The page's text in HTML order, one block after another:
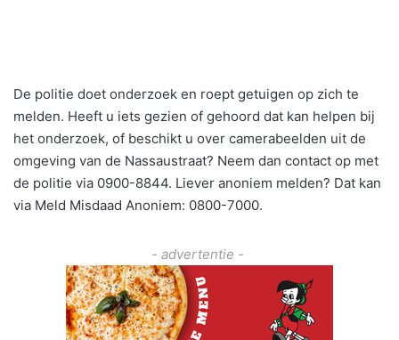
De politie doet onderzoek en roept getuigen op zich te
melden. Heeft u iets gezien of gehoord dat kan helpen bij
het onderzoek, of beschikt u over camerabeelden uit de
omgeving van de Nassaustraat? Neem dan contact op met
de politie via 0900-8844. Liever anoniem melden? Dat kan
via Meld Misdaad Anoniem: 0800-7000.
- advertentie -